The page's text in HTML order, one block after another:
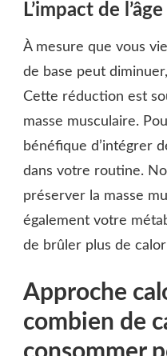
L’impact de
À mesure que vous
de base peut
Cette réduction est
masse musculaire.
bénéfique d’intégrer
dans votre routine.
préserver la masse
également votre
de brûler plus de
Approche
combien de